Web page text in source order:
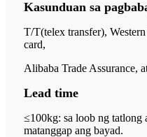
Kasunduan sa
T/T(telex transfer),
card,
Alibaba Trade Assurance,
Lead time
≤100kg: sa loob ng tatlong
matanggap ang bayad.